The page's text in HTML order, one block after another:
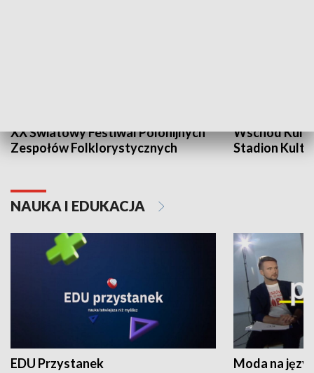
XX Światowy Festiwal Polonijnych
Zespołów Folklorystycznych
Wschód
Stadion
NAUKA I EDUKACJA
EDU Przystanek Moda na